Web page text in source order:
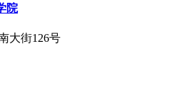
院
大街126号